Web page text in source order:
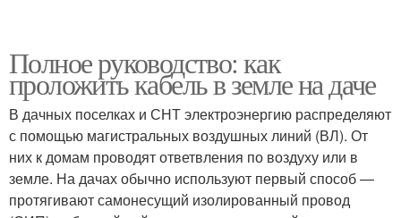
Полное руководство: как
проложить кабель в земле на даче
В дачных поселках и СНТ электроэнергию распределяют
с помощью магистральных воздушных линий (ВЛ). От
них к домам проводят ответвления по воздуху или в
земле. На дачах обычно используют первый способ —
протягивают самонесущий изолированный провод